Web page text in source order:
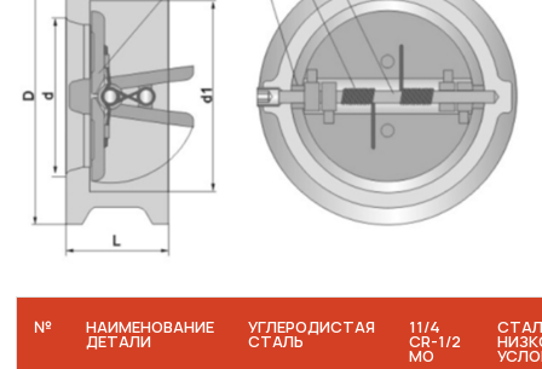
№ НАИМЕНОВАНИЕ
ДЕТАЛИ
УГЛЕРОДИСТАЯ
СТАЛЬ
11/4
CR-1/2
MO